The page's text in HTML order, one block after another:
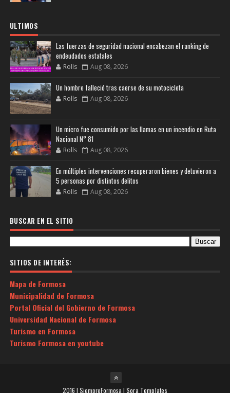
ULTIMOS
Las fuerzas de seguridad nacional encabezan el ranking de
endeudados estatales
Rolls Aug 08, 2026
Un hombre falleció tras caerse de su motocicleta
Rolls Aug 08, 2026
Un micro fue consumido por las llamas en un incendio en Ruta
Nacional N° 81
Rolls Aug 08, 2026
En múltiples intervenciones recuperaron bienes y detuvieron a
5 personas por distintos delitos
Rolls Aug 08, 2026
BUSCAR EN EL SITIO
SITIOS DE INTERÉS:
Mapa de Formosa
Municipalidad de Formosa
Portal Oficial del Gobierno de Formosa
Universidad Nacional de Formosa
Turismo en Formosa
Turismo Formosa en youtube
2016 | SiempreFormosa | Sora Templates